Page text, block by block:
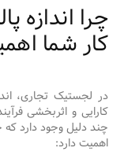
چرا اندازه
کار شما
در لجستیک تجاری،
کارایی و اثربخشی
چند دلیل وجود دارد که
اهمیت دارد: